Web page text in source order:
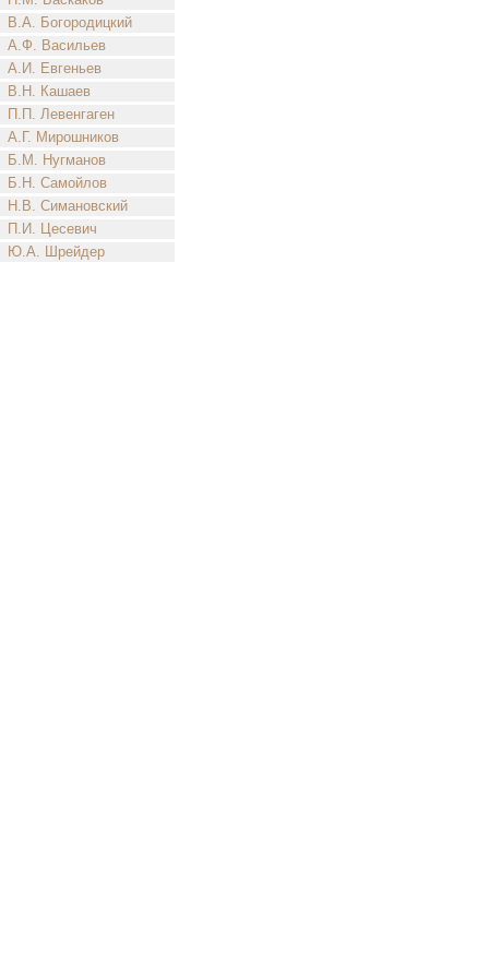
В.А. Богородицкий
А.Ф. Васильев
А.И. Евгеньев
В.Н. Кашаев
П.П. Левенгаген
А.Г. Мирошников
Б.М. Нугманов
Б.Н. Самойлов
Н.В. Симановский
П.И. Цесевич
Ю.А. Шрейдер